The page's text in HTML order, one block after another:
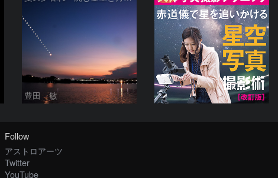
豊田 敏
Follow
アストロアーツ
Twitter
YouTube